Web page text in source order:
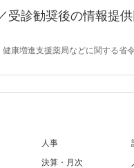
受診勧奨後の情報提
康増進支援薬局などに関する省
連携機関に対して、利用者の相
人事
決算・月次